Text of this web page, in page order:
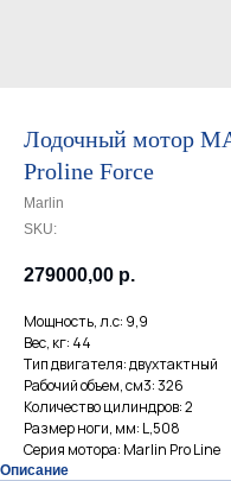
Лодочный мотор
Proline Force
Marlin
SKU:
279000,00 р.
Мощность, л.с: 9,9
Вес, кг: 44
Тип двигателя: двухтактный
Рабочий объем, см3: 326
Количество цилиндров: 2
Размер ноги, мм: L,508
Серия мотора: Marlin Pro Line
Описание